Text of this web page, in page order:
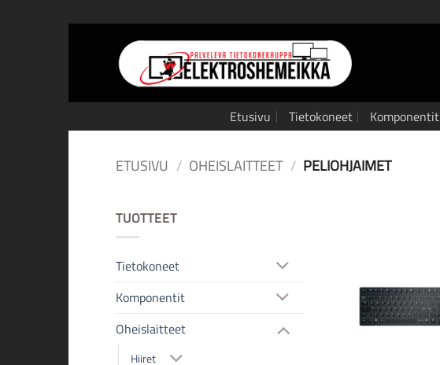
to
Etusivu Tietokoneet Komponentit
ETUSIVU / OHEISLAITTEET / PELIOHJAIMET
TUOTTEET
Tietokoneet
Komponentit
Oheislaitteet
Hiiret